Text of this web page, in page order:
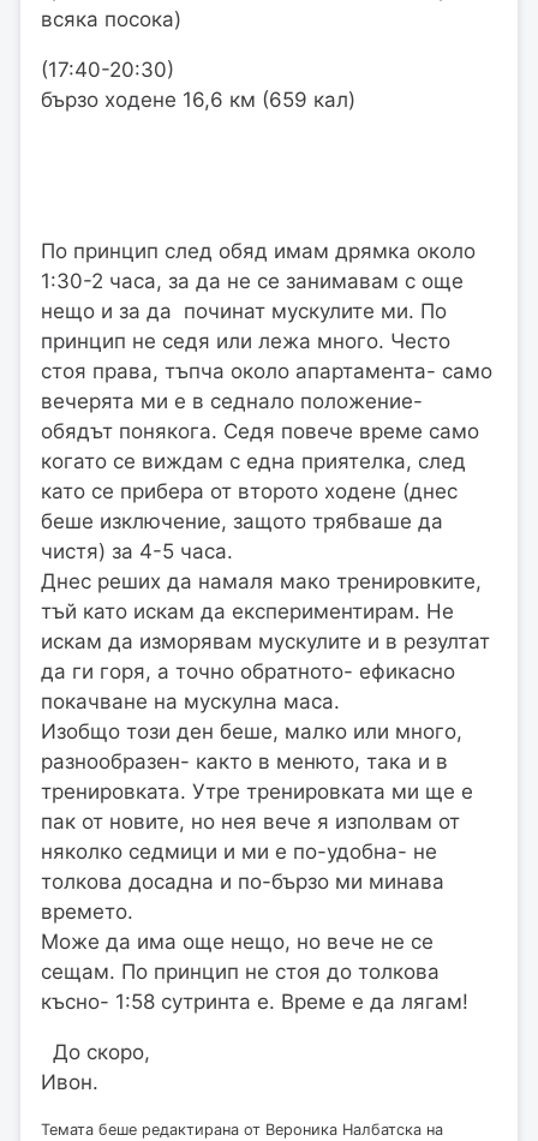
всяка посока)
(17:40-20:30)
бързо ходене 16,6 км (659 кал)
По принцип след обяд имам дрямка около
1:30-2 часа, за да не се занимавам с още
нещо и за да починат мускулите ми. По
принцип не седя или лежа много. Често
стоя права, тъпча около апартамента- само
вечерята ми е в седнало положение-
обядът понякога. Седя повече време само
когато се виждам с една приятелка, след
като се прибера от второто ходене (днес
беше изключение, защото трябваше да
чистя) за 4-5 часа.
Днес реших да намаля мако тренировките,
тъй като искам да експериментирам. Не
искам да изморявам мускулите и в резултат
да ги горя, а точно обратното- ефикасно
покачване на мускулна маса.
Изобщо този ден беше, малко или много,
разнообразен- както в менюто, така и в
тренировката. Утре тренировката ми ще е
пак от новите, но нея вече я изполвам от
няколко седмици и ми е по-удобна- не
толкова досадна и по-бързо ми минава
времето.
Може да има още нещо, но вече не се
сещам. По принцип не стоя до толкова
късно- 1:58 сутринта е. Време е да лягам!
До скоро,
Ивон.
Темата беше редактирана от Вероника Налбатска на